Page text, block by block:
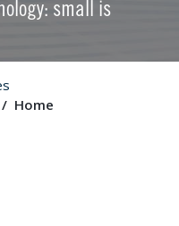
small is
Home